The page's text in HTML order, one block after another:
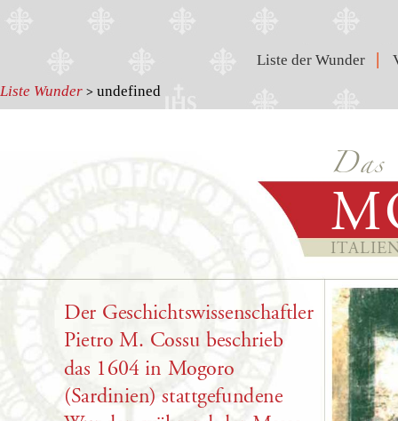
Liste Wunder > undefined
Liste der Wunder |